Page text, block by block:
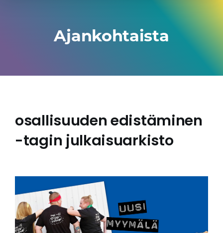
Ajankohtaista
osallisuuden edistäminen
-tagin julkaisuarkisto